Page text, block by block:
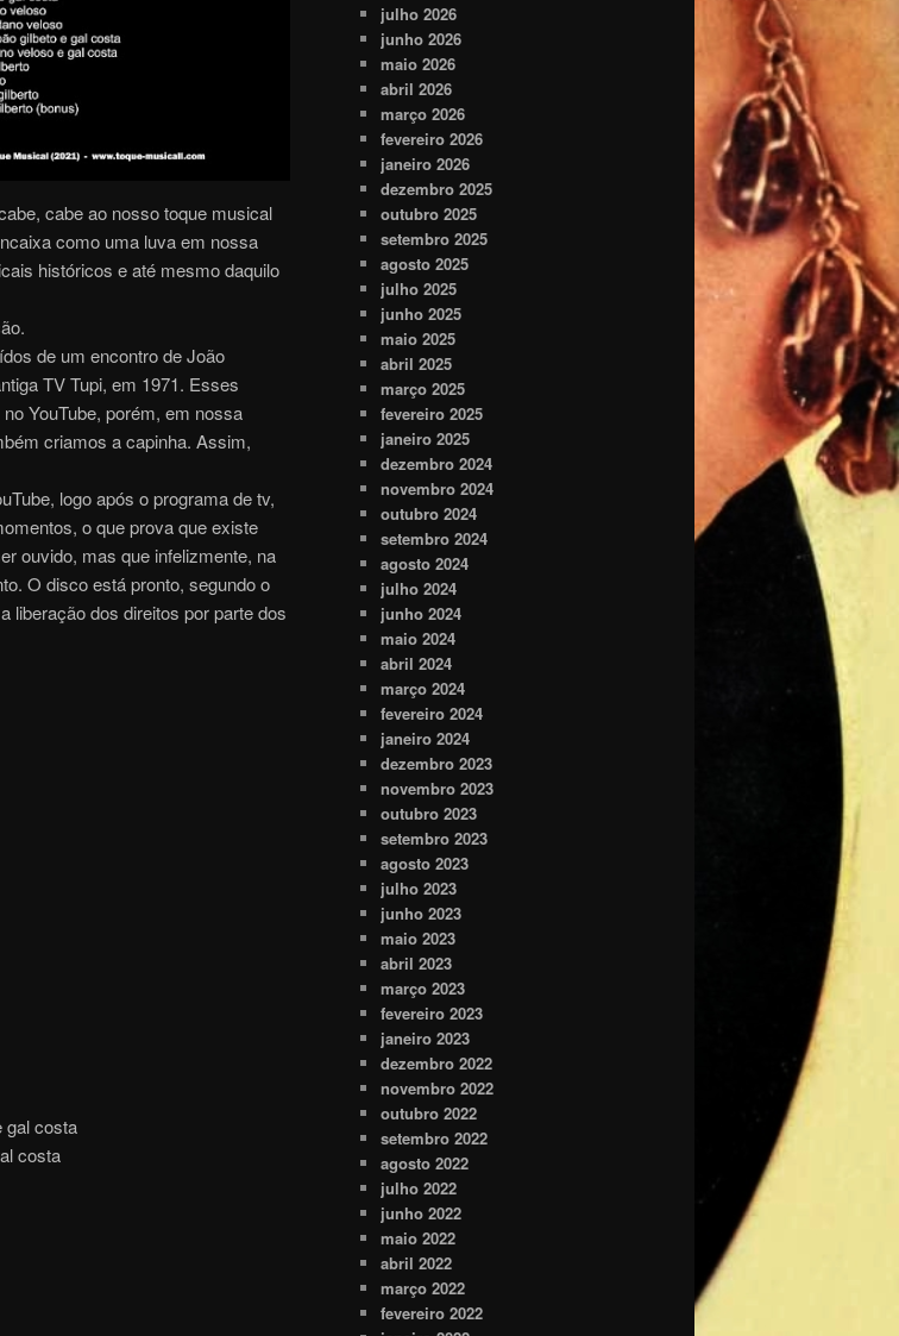
cabe ao nosso toque musical
como uma luva em nossa
históricos e até mesmo daquilo
de um encontro de João
TV Tupi, em 1971. Esses
YouTube, porém, em nossa
criamos a capinha. Assim,
logo após o programa de tv,
o que prova que existe
ouvido, mas que infelizmente, na
O disco está pronto, segundo o
liberação dos direitos por parte dos
gal costa
costa
julho 2026
junho 2026
maio 2026
abril 2026
março 2026
fevereiro 2026
janeiro 2026
dezembro 2025
outubro 2025
setembro 2025
agosto 2025
julho 2025
junho 2025
maio 2025
abril 2025
março 2025
fevereiro 2025
janeiro 2025
dezembro 2024
novembro 2024
outubro 2024
setembro 2024
agosto 2024
julho 2024
junho 2024
maio 2024
abril 2024
março 2024
fevereiro 2024
janeiro 2024
dezembro 2023
novembro 2023
outubro 2023
setembro 2023
agosto 2023
julho 2023
junho 2023
maio 2023
abril 2023
março 2023
fevereiro 2023
janeiro 2023
dezembro 2022
novembro 2022
outubro 2022
setembro 2022
agosto 2022
julho 2022
junho 2022
maio 2022
abril 2022
março 2022
fevereiro 2022